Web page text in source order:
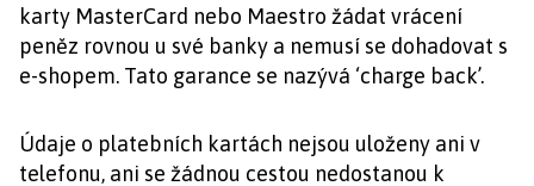
karty MasterCard nebo Maestro žádat vrácení
peněz rovnou u své banky a nemusí se dohadovat s
e-shopem. Tato garance se nazývá ‘charge back’.
Údaje o platebních kartách nejsou uloženy ani v
telefonu, ani se žádnou cestou nedostanou k